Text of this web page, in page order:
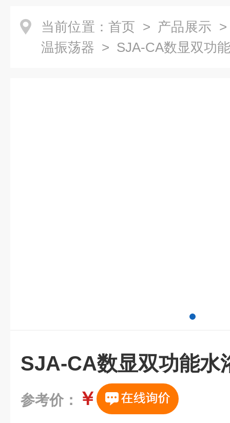
当前位置： 首页 > 产品展示
温振荡器 > SJA-CA数显双功
SJA-CA数显双功能水
参考价： ￥